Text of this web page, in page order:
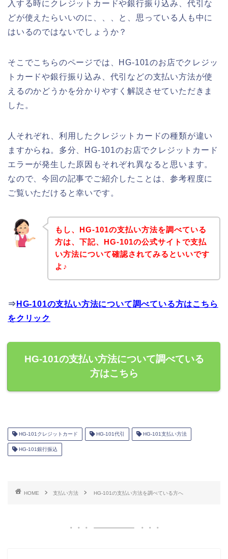
入する時にクレジットカードや銀行振り込み、代引な
どが使えたらいいのに、、、と、思っている人も中に
はいるのではないでしょうか？
そこでこちらのページでは、HG-101のお店でクレジッ
トカードや銀行振り込み、代引などの支払い方法が使
えるのかどうかを分かりやすく解説させていただきま
した。
人それぞれ、利用したクレジットカードの種類が違い
ますからね。多分、HG-101のお店でクレジットカード
エラーが発生した原因もそれぞれ異なると思います。
なので、今回の記事でご紹介したことは、参考程度に
ご覧いただけると幸いです。
もし、HG-101の支払い方法を調べている
方は、下記、HG-101の公式サイトで支払
い方法について確認されてみるといいです
よ♪
⇒ HG-101の支払い方法について調べている方はこちら
をクリック
HG-101の支払い方法について調べている
方はこちら
HG-101クレジットカード HG-101代引 HG-101支払い方法
HG-101銀行振込
HOME 支払い方法 HG-101の支払い方法を調べている方へ